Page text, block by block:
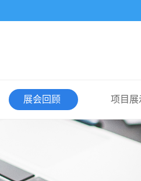
展会回顾 项目展